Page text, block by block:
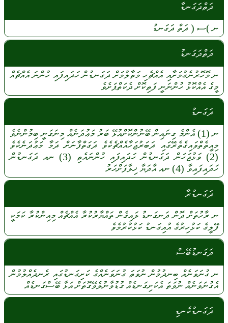
ދަތްދަގަނޑާ
ނ)ސ ( ދަތް ދަގަނޑު
ދަތްދަގަނޑު
ނމޮހޮރުނެގުމަށާއިއެއްޗެހިމަތާލުމަށްދަގަނޑުންހަދައިފައި ހުންނައެއްޗެއް
މީގެއެއްކޮޅު ހުންނަނީފަތިކޮށްދެކަތްޕަށެވެ
ދަގަނޑު
ނ(1) އެންމެ ގިނައިންބޭނުންކޮށްއުޅޭބަރުމަޢުދަނެއް މިނަގަނީބިމުންނެވެ
މިއީތެތްވައިގެތެރޭގައި ދަބަރުޖަހާއެއްޗެކެވެ ދަގަތްފާނަށް ދަމާމަޢުދަނެކެވެ
(2)
ވަޅުޖަހަން ދަގަނޑުންހަދައިފައިހުންނައެތި (3) ނއ ދަގަނޑުން
ހަދައިފައިވާ (4) ނއއާދަޔާ ޚިލާފަށްހަރު
ދަގަނޑުރާ
ނރާހުތަށްދޮންދަނގަނޑުލައިގެންތައްޔާރުކުރާއެއްޗެއްމިއިންކުރާކަމަކީ
ފޭލީގެކަޅުހިރުގެ އުއިގަނޑުކަޅުކުރުމެވެ
ދަގަނޑުބޭސް
ނގުނަވަނެއް ބިނދުމުންނުވަތަ ގުނަވަނެއްގެކަށިގަނޑުގައި ރެނދެއްލުމުން
އެގުނަވަނެއް ނުވަތައެކަށިގަނޑެއް ގުޑުވާނުލެވޭގޮތަށްއަޅާބޭސްގަނޑެއް
ދަގަނޑުކެނޑި